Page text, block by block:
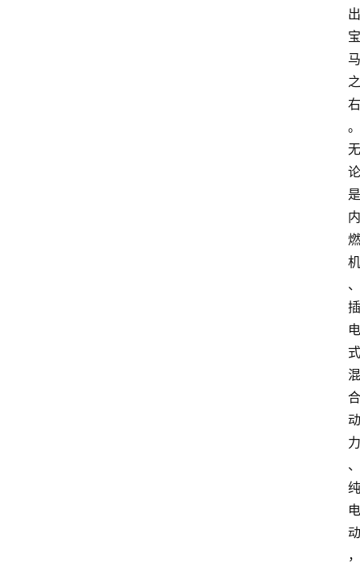
出
宝
马
之
右
。
无
论
是
内
燃
机
、
插
电
式
混
合
动
力
、
纯
电
动
，